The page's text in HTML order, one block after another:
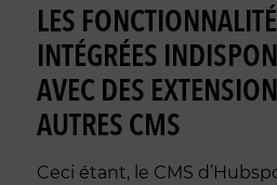
LES
INTÉGRÉES
AVEC DES
AUTRES CMS
Ceci étant, le CMS